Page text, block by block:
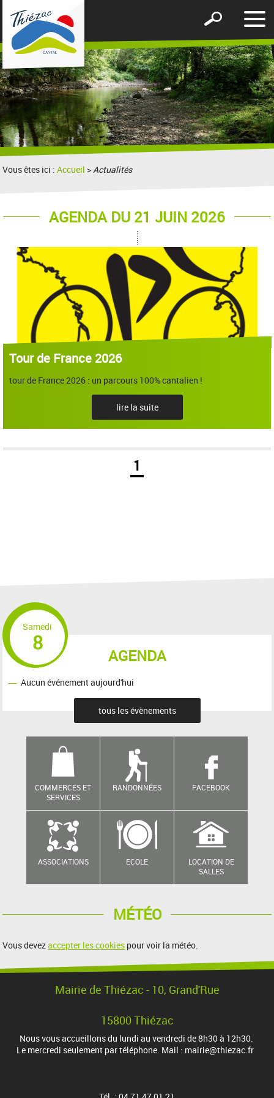
le
Afficher
formulaire
de
recherche
Vous êtes ici :Accueil >Actualités
AGENDA DU 21 JUIN 2026
Tour de France 2026
tour de France 2026 : un parcours 100% cantalien !
lire la suite
1
AGENDA
Samedi
8
Aucun événement aujourd'hui
tous les évènements
COMMERCES ET
SERVICES
RANDONNÉES FACEBOOK
ASSOCIATIONS ECOLE
LOCATION DE
SALLES
MÉTÉO
Vous devezaccepter les cookies pour voir la météo.
Mairie de Thiézac - 10, Grand'Rue
15800 Thiézac
Nous vous accueillons du lundi au vendredi de 8h30 à 12h30.
Le mercredi seulement par téléphone. Mail : mairie@thiezac.fr